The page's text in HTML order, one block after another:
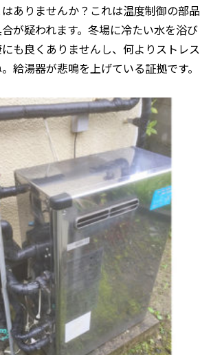
ありませんか？これは温度制御の部品
が疑われます。冬場に冷たい水を浴び
も良くありませんし、何よりストレス
給湯器が悲鳴を上げている証拠です。